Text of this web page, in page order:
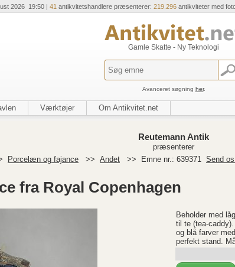
2026 19:50 | 41 antikvitetshandlere præsenterer: 219.296antikviteter med
Gamle Skatte - Ny Teknologi
Avanceret søgning her.
Værktøjer Om Antikvitet.net
Reutemann Antik
præsenterer
Porcelæn og fajance >> Andet >> Emne nr.: 639371 Send
fra Royal Copenhagen
Beholder med
til te (tea-
og blå farver
perfekt stand.